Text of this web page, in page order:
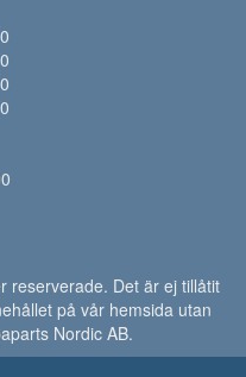
reserverade. Det är ej tillåtit
på vår hemsida utan
Nordic AB.